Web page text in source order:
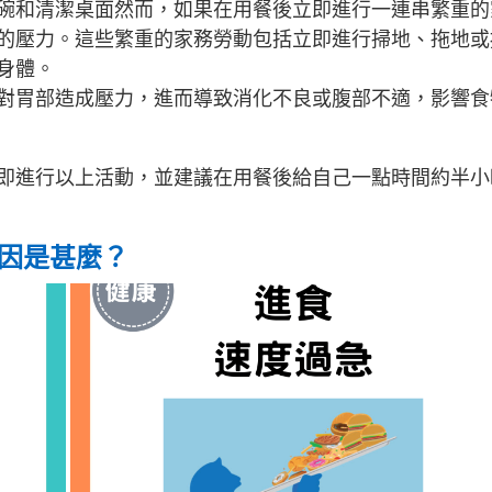
和清潔桌面然而，如果在用餐後立即進行一連串繁重
壓力。這些繁重的家務勞動包括立即進行掃地、拖地
體。
胃部造成壓力，進而導致消化不良或腹部不適，影響
進行以上活動，並建議在用餐後給自己一點時間約半
是甚麼？